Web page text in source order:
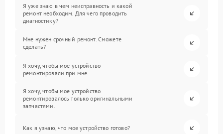
Я уже знаю в чем неисправность и какой
ремонт необходим. Для чего проводить
диагностику?
Мне нужен срочный ремонт. Сможете
сделать?
Я хочу, чтобы мое устройство
ремонтировали при мне.
Я хочу, чтобы мое устройство
ремонтировалось только оригинальными
запчастями.
Как я узнаю, что мое устройство готово?